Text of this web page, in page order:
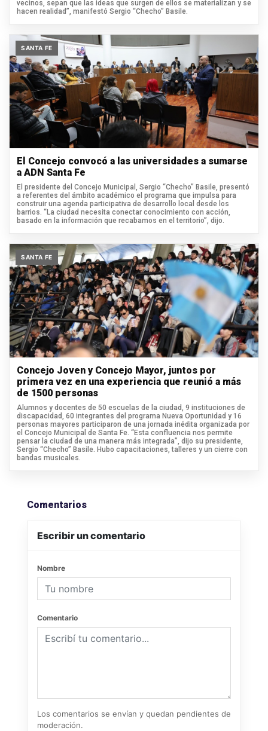
vecinos, sepan que las ideas que surgen de ellos se materializan y se
hacen realidad”, manifestó Sergio “Checho” Basile.
SANTA FE
El Concejo convocó a las universidades a sumarse
a ADN Santa Fe
El presidente del Concejo Municipal, Sergio “Checho” Basile, presentó
a referentes del ámbito académico el programa que impulsa para
construir una agenda participativa de desarrollo local desde los
barrios. “La ciudad necesita conectar conocimiento con acción,
basado en la información que recabamos en el territorio”, dijo.
SANTA FE
Concejo Joven y Concejo Mayor, juntos por
primera vez en una experiencia que reunió a más
de 1500 personas
Alumnos y docentes de 50 escuelas de la ciudad, 9 instituciones de
discapacidad, 60 integrantes del programa Nueva Oportunidad y 16
personas mayores participaron de una jornada inédita organizada por
el Concejo Municipal de Santa Fe. “Esta confluencia nos permite
pensar la ciudad de una manera más integrada”, dijo su presidente,
Sergio “Checho” Basile. Hubo capacitaciones, talleres y un cierre con
bandas musicales.
Comentarios
Escribir un comentario
Nombre
Comentario
Los comentarios se envían y quedan pendientes de
moderación.